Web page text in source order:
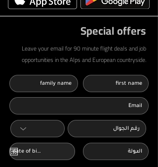
Special offers
Leave your email for 90 minute flight deals and job
opportunities in the Alps and European countryside.